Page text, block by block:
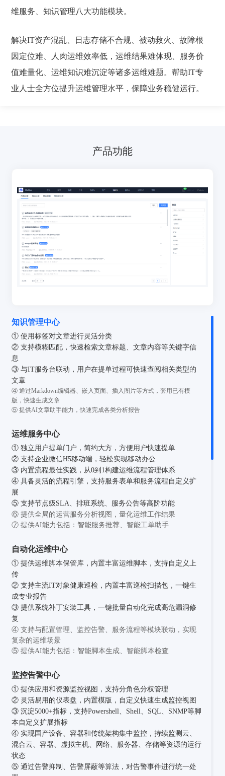
维服务、知识管理八大功能模块。
解决IT资产混乱、日志存储不合规、被动救火、故障根
因定位难、人肉运维效率低，运维结果难体现、服务价
值难量化、运维知识难沉淀等诸多运维难题。帮助IT专
业人士全方位提升运维管理水平，保障业务稳健运行。
产品功能
知识管理中心
① 使用标签对文章进行灵活分类
② 支持模糊匹配，快速检索文章标题、文章内容等关键字信
息
③ 与IT服务台联动，用户在提单过程可快速查阅相关类型的
文章
④ 通过Markdown编辑器、嵌入页面、插入图片等方式，套用已有模
版，快速生成文章
⑤ 提供AI文章助手能力，快速完成各类分析报告
运维服务中心
① 独立用户提单门户，简约大方，方便用户快速提单
② 支持企业微信H5移动端，轻松实现移动办公
③ 内置流程最佳实践，从0到1构建运维流程管理体系
④ 具备灵活的流程引擎，支持服务表单和服务流程自定义扩
展
⑤ 支持节点级SLA、排班系统、服务公告等高阶功能
⑥ 提供全局的运营服务分析视图，量化运维工作结果
⑦ 提供AI能力包括：智能服务推荐、智能工单助手
自动化运维中心
① 提供运维脚本保管库，内置丰富运维脚本，支持自定义上
传
② 支持主流IT对象健康巡检，内置丰富巡检扫描包，一键生
成专业报告
③ 提供系统补丁安装工具，一键批量自动化完成高危漏洞修
复
④ 支持与配置管理、监控告警、服务流程等模块联动，实现
复杂的运维场景
⑤ 提供AI能力包括：智能脚本生成、智能脚本检查
监控告警中心
① 提供应用和资源监控视图，支持分角色分权管理
② 灵活易用的仪表盘，内置模版，自定义快速生成监控视图
③ 沉淀5000+指标，支持Powershell、Shell、SQL、SNMP等脚
本自定义扩展指标
④ 实现国产设备、容器和传统架构集中监控，持续监测云、
混合云、容器、虚拟主机、网络、服务器、存储等资源的运行
状态
⑤ 通过告警抑制、告警屏蔽等算法，对告警事件进行统一处